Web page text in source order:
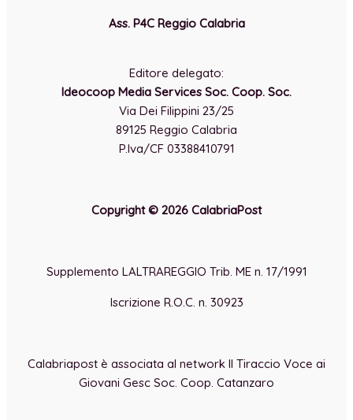
Ass. P4C Reggio Calabria
Editore delegato:
Ideocoop Media Services Soc. Coop. Soc.
Via Dei Filippini 23/25
89125 Reggio Calabria
P.Iva/CF 03388410791
Copyright © 2026 CalabriaPost
Supplemento LALTRAREGGIO Trib. ME n. 17/1991
Iscrizione R.O.C. n. 30923
Calabriapost è associata al network Il Tiraccio Voce ai
Giovani Gesc Soc. Coop. Catanzaro